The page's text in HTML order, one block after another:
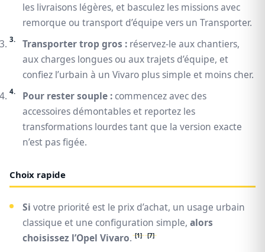
les livraisons légères, et basculez les missions avec
remorque ou transport d’équipe vers un Transporter.
Transporter trop gros : réservez-le aux chantiers,
aux charges longues ou aux trajets d’équipe, et
confiez l’urbain à un Vivaro plus simple et moins cher.
Pour rester souple : commencez avec des
accessoires démontables et reportez les
transformations lourdes tant que la version exacte
n’est pas figée.
Choix rapide
Si votre priorité est le prix d’achat, un usage urbain
classique et une configuration simple, alors
choisissez l’Opel Vivaro. [1] [7]